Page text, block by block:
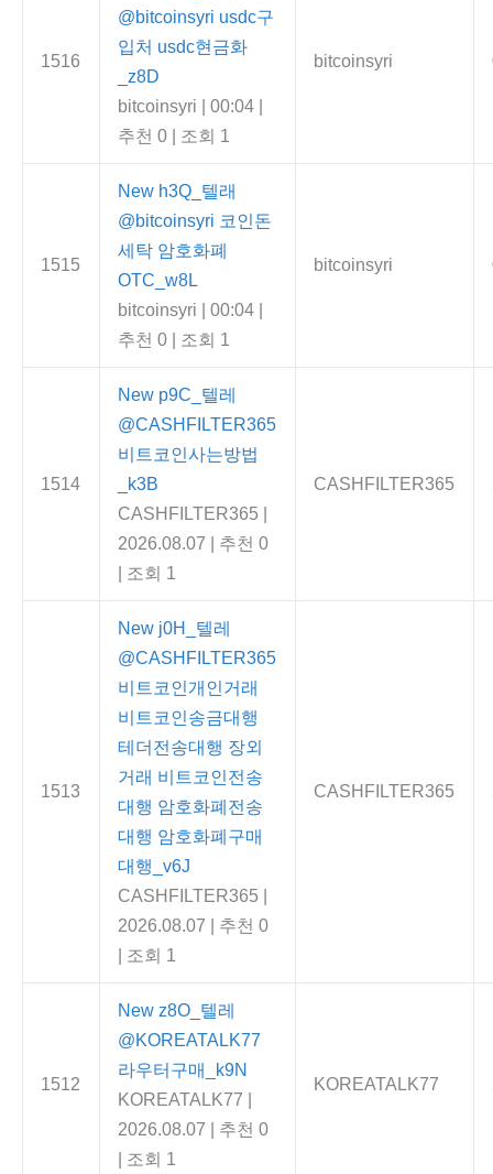
1516
@bitcoinsyri usdc구
입처 usdc현금화
_z8D
bitcoinsyri | 00:04 |
추천 0 | 조회 1
bitcoinsyri
1515
New h3Q_텔래
@bitcoinsyri 코인돈
세탁 암호화폐
OTC_w8L
bitcoinsyri | 00:04 |
추천 0 | 조회 1
bitcoinsyri
1514
New p9C_텔레
@CASHFILTER365
비트코인사는방법
_k3B
CASHFILTER365 |
2026.08.07 | 추천 0
| 조회 1
CASHFILTER365
1513
New j0H_텔레
@CASHFILTER365
비트코인개인거래
비트코인송금대행
테더전송대행 장외
거래 비트코인전송
대행 암호화폐전송
대행 암호화폐구매
대행_v6J
CASHFILTER365 |
2026.08.07 | 추천 0
| 조회 1
CASHFILTER365
1512
New z8O_텔레
@KOREATALK77
라우터구매_k9N
KOREATALK77 |
2026.08.07 | 추천 0
| 조회 1
KOREATALK77